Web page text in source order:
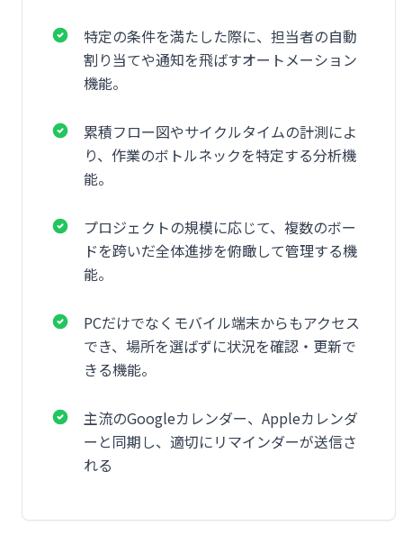
特定の条件を満たした際に、担当者の自動
割り当てや通知を飛ばすオートメーション
機能。
累積フロー図やサイクルタイムの計測によ
り、作業のボトルネックを特定する分析機
能。
プロジェクトの規模に応じて、複数のボー
ドを跨いだ全体進捗を俯瞰して管理する機
能。
PCだけでなくモバイル端末からもアクセス
でき、場所を選ばずに状況を確認・更新で
きる機能。
主流のGoogleカレンダー、Appleカレンダ
ーと同期し、適切にリマインダーが送信さ
れる